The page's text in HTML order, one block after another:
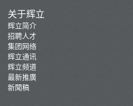
关于辉立
辉立简介
招聘人才
集团网络
辉立通讯
辉立频道
最新推廣
新聞稿